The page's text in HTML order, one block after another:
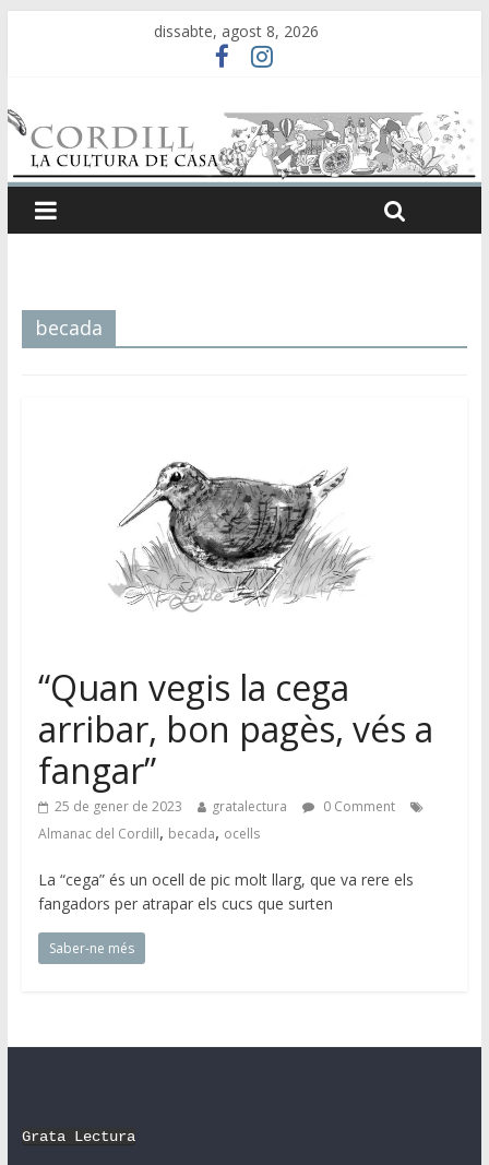
dissabte, agost 8, 2026
becada
“Quan vegis la cega
arribar, bon pagès, vés a
fangar”
25 de gener de 2023 gratalectura
0 Comment
Almanac del Cordill, becada, ocells
La “cega” és un ocell de pic molt llarg, que va rere els
fangadors per atrapar els cucs que surten
Saber-ne més
Grata Lectura